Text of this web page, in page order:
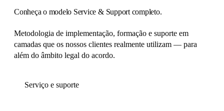
Conheça o modelo Service & Support completo.
Metodologia de implementação, formação e suporte em
camadas que os nossos clientes realmente utilizam — para
além do âmbito legal do acordo.
Serviço e suporte